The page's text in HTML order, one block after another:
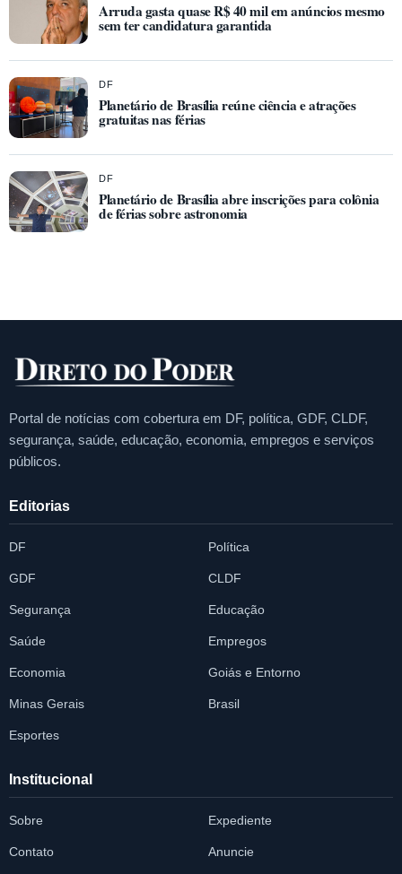
Arruda gasta quase R$ 40 mil em anúncios mesmo
sem ter candidatura garantida
DF
Planetário de Brasília reúne ciência e atrações
gratuitas nas férias
DF
Planetário de Brasília abre inscrições para colônia
de férias sobre astronomia
Portal de notícias com cobertura em DF, política, GDF, CLDF,
segurança, saúde, educação, economia, empregos e serviços
públicos.
Editorias
DF Política
GDF CLDF
Segurança Educação
Saúde Empregos
Economia Goiás e Entorno
Minas Gerais Brasil
Esportes
Institucional
Sobre Expediente
Contato Anuncie